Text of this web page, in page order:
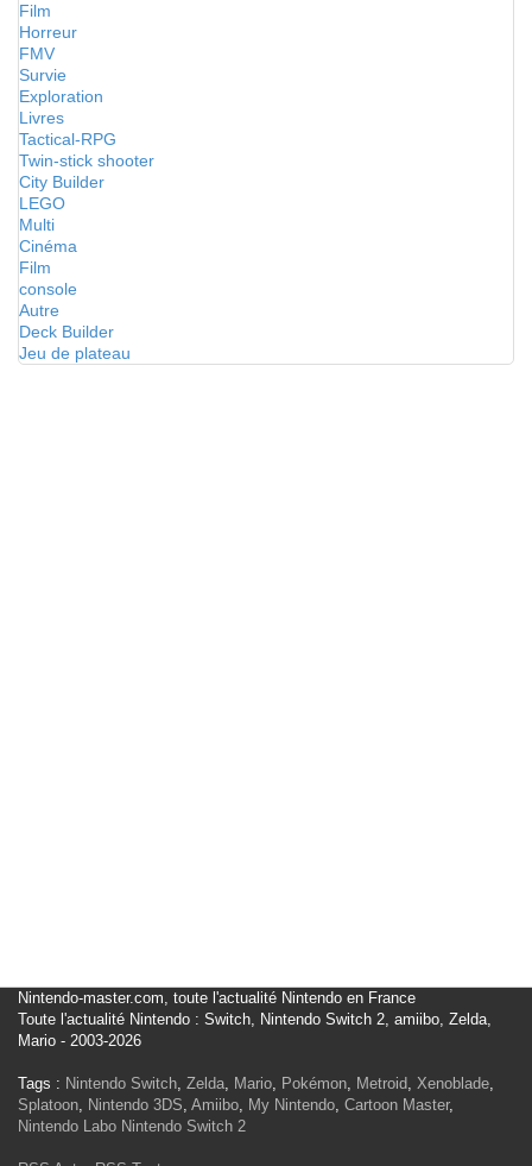
Film
Horreur
FMV
Survie
Exploration
Livres
Tactical-RPG
Twin-stick shooter
City Builder
LEGO
Multi
Cinéma
Film
console
Autre
Deck Builder
Jeu de plateau
Nintendo-master.com, toute l'actualité Nintendo en France
Toute l'actualité Nintendo : Switch, Nintendo Switch 2, amiibo, Zelda,
Mario - 2003-2026
Tags : Nintendo Switch, Zelda, Mario, Pokémon, Metroid, Xenoblade,
Splatoon, Nintendo 3DS, Amiibo, My Nintendo, Cartoon Master,
Nintendo Labo Nintendo Switch 2